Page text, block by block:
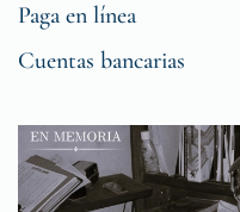
Paga en línea
Cuentas bancarias